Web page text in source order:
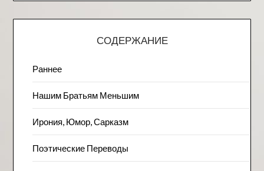
СОДЕРЖАНИЕ
Раннее
Нашим Братьям Меньшим
Ирония, Юмор, Сарказм
Поэтические Переводы